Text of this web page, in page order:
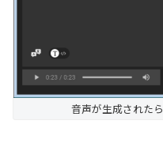
音声が生成された